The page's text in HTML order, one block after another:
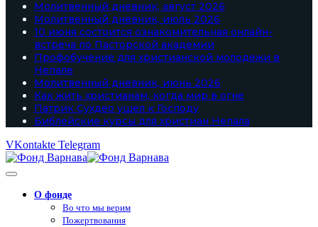
Молитвенный дневник, август 2026
Молитвенный дневник, июль 2026
10 июня состоится ознакомительная онлайн-
встреча по Пасторской академии
Профобучение для христианской молодежи в
Непале
Молитвенный дневник, июнь 2026
Как жить христианам, когда мир в огне
Патрик Сухдео ушел к Господу
Библейские курсы для христиан Непала
VKontakte Telegram
О фонде
Во что мы верим
Пожертвования